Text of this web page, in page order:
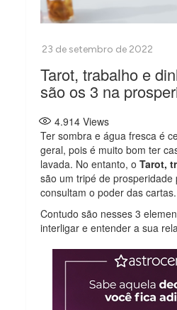
Tarot, trabalho e
são os 3 na
4.914 Views
Ter sombra e água fresca é
geral, pois é muito bom ter
lavada. No entanto, oTarot,
são um tripé de prosperidade
consultam o poder das cartas.
Contudo são nesses 3
interligar e entender a sua